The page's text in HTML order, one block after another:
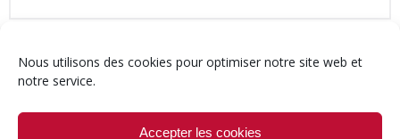
Nous utilisons des cookies pour optimiser notre site web et
notre service.
Accepter les cookies